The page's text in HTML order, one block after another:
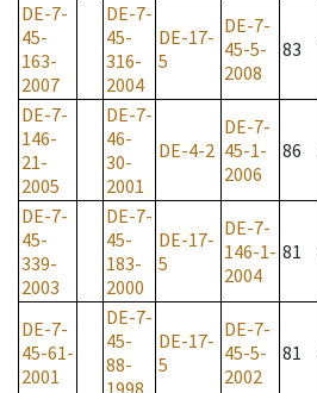
DE-7-
45-
163-
2007
DE-7-
45-
316-
2004
DE-17-
5
DE-7-
45-5-
2008
83
DE-7-
146-
21-
2005
DE-7-
46-
30-
2001
DE-4-2
DE-7-
45-1-
2006
86
DE-7-
45-
339-
2003
DE-7-
45-
183-
2000
DE-17-
5
DE-7-
146-1-
2004
81
DE-7-
45-61-
2001
DE-7-
45-
88-
DE-17-
5
DE-7-
45-5-
2002
81